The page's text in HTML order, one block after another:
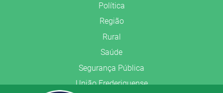
Política
Região
Rural
Saúde
Segurança Pública
União Frederiquense